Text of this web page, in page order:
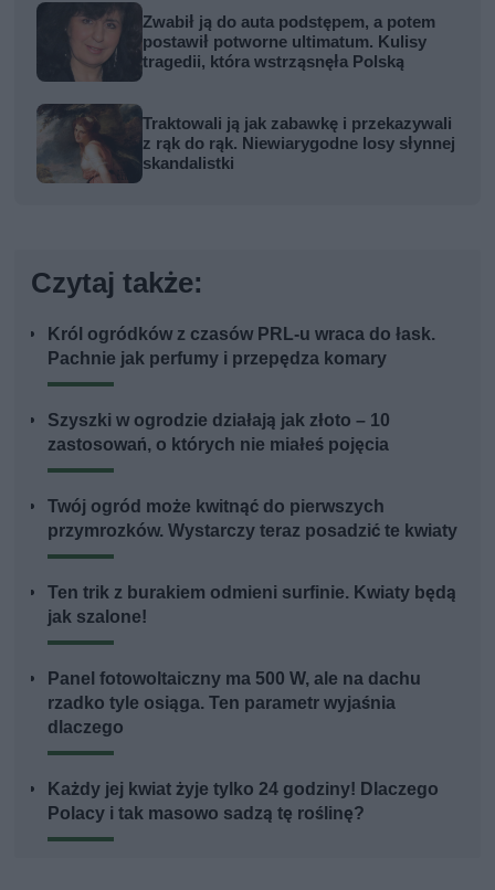
Zwabił ją do auta podstępem, a potem
postawił potworne ultimatum. Kulisy
tragedii, która wstrząsnęła Polską
Traktowali ją jak zabawkę i przekazywali
z rąk do rąk. Niewiarygodne losy słynnej
skandalistki
Czytaj także:
Król ogródków z czasów PRL-u wraca do łask.
Pachnie jak perfumy i przepędza komary
Szyszki w ogrodzie działają jak złoto – 10
zastosowań, o których nie miałeś pojęcia
Twój ogród może kwitnąć do pierwszych
przymrozków. Wystarczy teraz posadzić te kwiaty
Ten trik z burakiem odmieni surfinie. Kwiaty będą
jak szalone!
Panel fotowoltaiczny ma 500 W, ale na dachu
rzadko tyle osiąga. Ten parametr wyjaśnia
dlaczego
Każdy jej kwiat żyje tylko 24 godziny! Dlaczego
Polacy i tak masowo sadzą tę roślinę?